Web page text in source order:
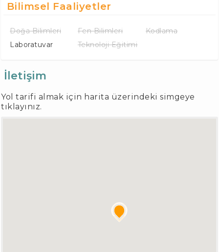
Bilimsel Faaliyetler
Doğa Bilimleri Fen Bilimleri
Kodlama
Laboratuvar
Teknoloji Eğitimi
İletişim
Yol tarifi almak için harita üzerindeki simgeye
tıklayınız.